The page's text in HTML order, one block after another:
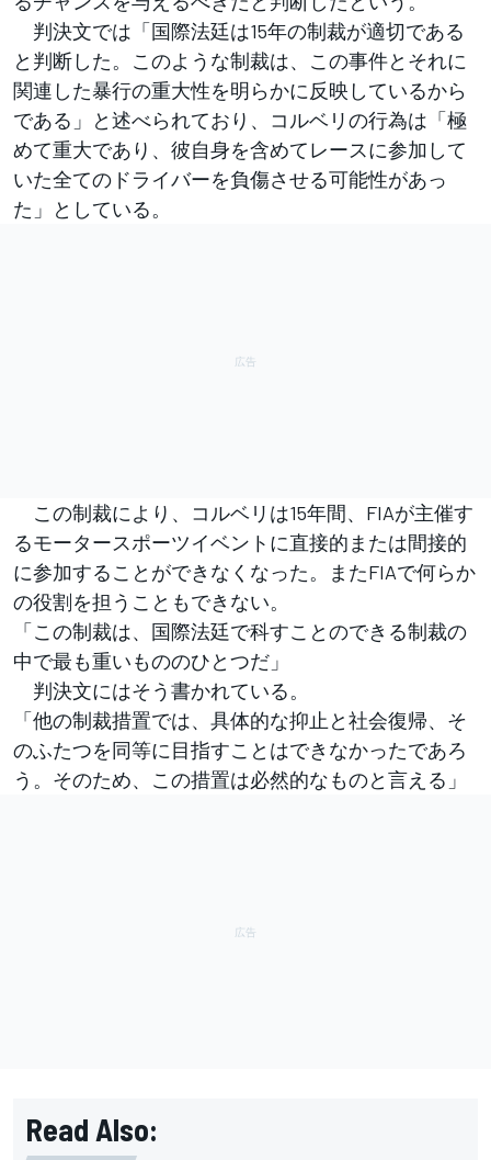
判決文では「国際法廷は15年の制裁が適切である
と判断した。このような制裁は、この事件とそれに
関連した暴行の重大性を明らかに反映しているから
である」と述べられており、コルベリの行為は「極
めて重大であり、彼自身を含めてレースに参加して
いた全てのドライバーを負傷させる可能性があっ
た」としている。
この制裁により、コルベリは15年間、FIAが主催す
るモータースポーツイベントに直接的または間接的
に参加することができなくなった。またFIAで何らか
の役割を担うこともできない。
「この制裁は、国際法廷で科すことのできる制裁の
中で最も重いもののひとつだ」
判決文にはそう書かれている。
「他の制裁措置では、具体的な抑止と社会復帰、そ
のふたつを同等に目指すことはできなかったであろ
う。そのため、この措置は必然的なものと言える」
Read Also: